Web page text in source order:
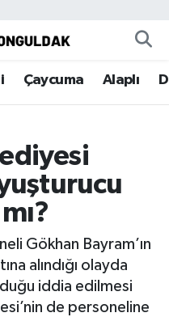
Çaycuma Alaplı
Gökhan Bayram’ın
alındığı olayda
iddia edilmesi
de personeline
Haritası